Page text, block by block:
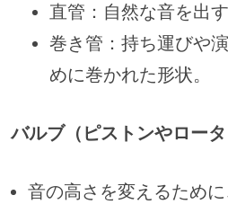
直管：自然な音を出す
巻き管：持ち運びや
めに巻かれた形状。
バルブ（ピストンやロータ
音の高さを変えるため